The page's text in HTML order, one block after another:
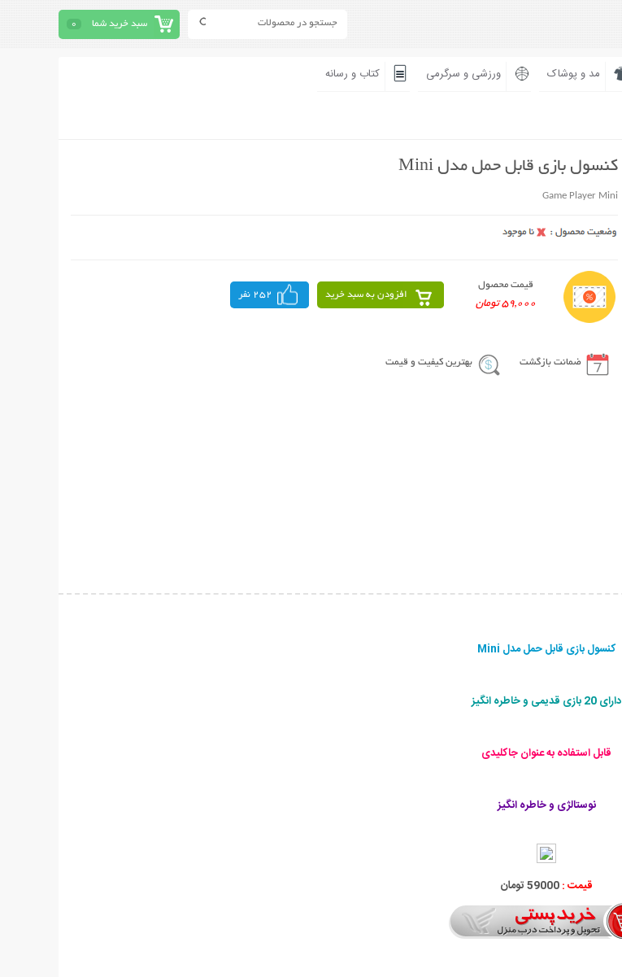
سبد خرید شما 0
مد و پوشاک ورزشی و سرگرمی کتاب و رسانه
کنسول بازی قابل حمل مدل Mini
Game Player Mini
قیمت محصول
59,000 تومان
افزودن به سبد خرید 252 نفر
ضمانت بازگشت بهترین کیفیت و قیمت
کنسول بازی قابل حمل مدل Mini
دارای 20 بازی قدیمی و خاطره انگیز
قابل استفاده به عنوان جاکلیدی
نوستالژی و خاطره انگیز
قیمت :59000 تومان